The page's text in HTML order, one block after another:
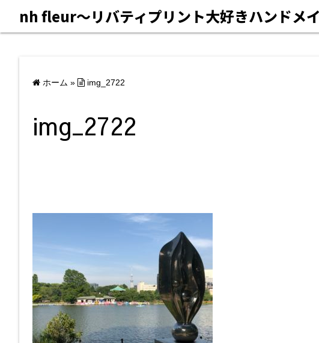
nh fleur〜リバティプリント大好きハンドメ
ホーム » img_2722
img_2722